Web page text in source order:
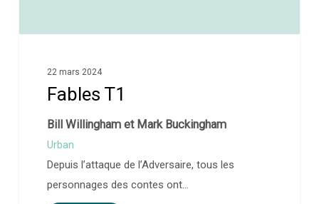
22 mars 2024
Fables T1
Bill Willingham et Mark Buckingham
Urban
Depuis l’attaque de l’Adversaire, tous les
personnages des contes ont…